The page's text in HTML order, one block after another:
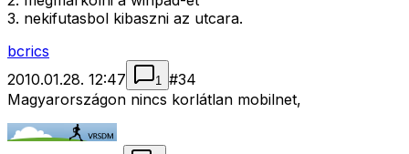
3. nekifutasbol kibaszni az utcara.
bcrics
2010.01.28. 12:47
1 #34
Magyarországon nincs korlátlan mobilnet,